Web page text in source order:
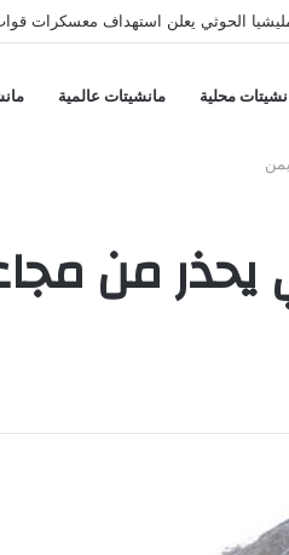
الحوثي يعلن استهداف معسكرات قوات
محلية مانشيتات عالمية
يحذر من